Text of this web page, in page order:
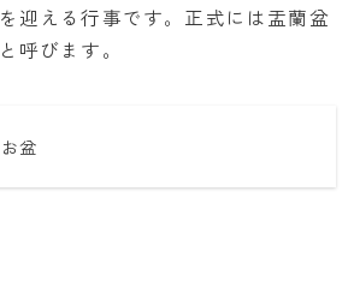
迎える行事です。正式には盂蘭盆
呼びます。
お盆